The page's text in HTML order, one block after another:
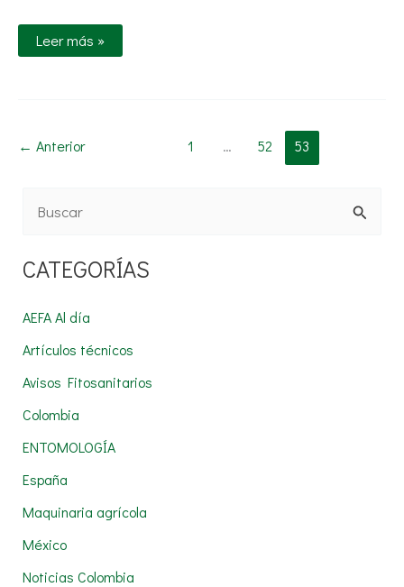
Leer más »
← Anterior 1 … 52 53
s
r
p
o
r
:
CATEGORÍAS
AEFA Al día
Artículos técnicos
Avisos Fitosanitarios
Colombia
ENTOMOLOGÍA
España
Maquinaria agrícola
México
Noticias Colombia